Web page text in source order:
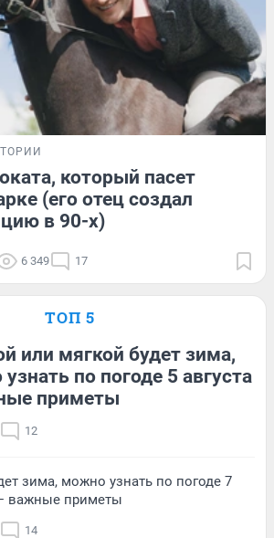
который пасет
(его отец создал
в 90-х)
6 349 17
ТОП 5
или мягкой будет зима,
по погоде 5 августа
приметы
12
зима, можно узнать по погоде 7
важные приметы
14